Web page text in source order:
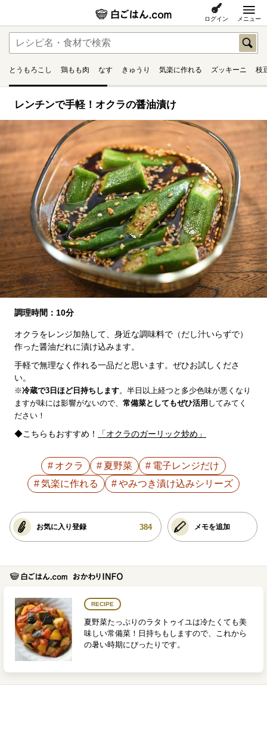
ログイン メニュー
とうもろこし 鶏もも肉 なす きゅうり 気楽に作れる ズッキーニ 枝
レンチンで手軽！オクラの醤油漬け
調理時間：10分
オクラをレンジ加熱して、身近な調味料で（だし汁いらずで）
作った醤油だれに漬け込みます。
手軽で無理なく作れる一品だと思います。ぜひお試しくださ
い。
※冷蔵で3日ほど日持ちします。半日以上経つと多少色味が悪くなり
ますが味には影響がないので、 常備菜としてもぜひ活用 してみてく
ださい！
◆こちらもおすすめ！ 「オクラのガーリック炒め」
オクラ 夏野菜
電子レンジだけ
気楽に作れる
やみつき漬け込みシリーズ
お気に入り登録 384 メモを追加
RECIPE
夏野菜たっぷりのラタトゥイユは冷たくても美
味しい常備菜！日持ちもしますので、これから
の暑い時期にぴったりです。